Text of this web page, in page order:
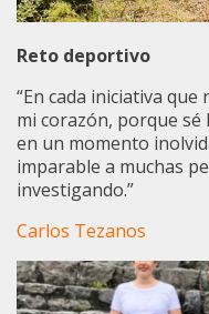
Reto deportivo
“En cada iniciativa
mi corazón, porque
en un momento
imparable a muchas
investigando.”
Carlos Tezanos